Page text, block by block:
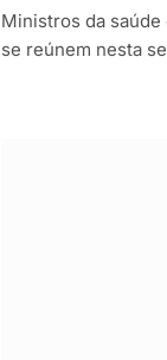
Ministros da
se reúnem nesta